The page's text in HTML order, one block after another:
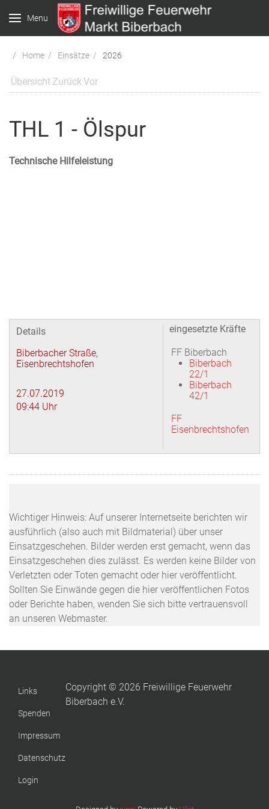
Menu
Home Einsätze 2026
Übersicht ZurückVor
THL 1 - Ölspur
Technische Hilfeleistung
Details
Biberbacher Straße,
Eisenbrechtshofen
27.07.2019
09:44 Uhr
eingesetzte Kräfte
FF Biberbach
Biberbach
22/1
Biberbach
42/1
FF
Eisenbrechtshofen
Wichtiger Hinweis: Auf unserer Internetseite berichten wir
ausführlich (also auch mit Bildmaterial) über unser
Einsatzgeschehen. Bilder werden erst gemacht, wenn das
Einsatzgeschehen dies zulässt. Es werden keine Bilder von
Verletzten oder Toten gemacht oder hier veröffentlicht.
Sollten Sie Einwände gegen die hier veröffentlichen Fotos
oder Berichte haben, wenden Sie sich bitte vertrauensvoll
an unseren Webmaster.
Links
Spenden
Impressum
Datenschutz
Login
Copyright © 2026 Freiwillige Feuerwehr
Biberbach e.V.